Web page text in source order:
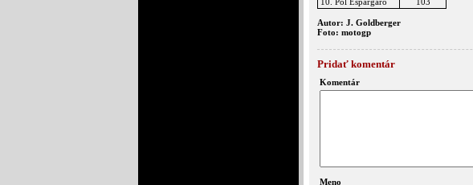
Autor: J. Goldberger
Foto: motogp
Pridať komentár
Komentár
Meno